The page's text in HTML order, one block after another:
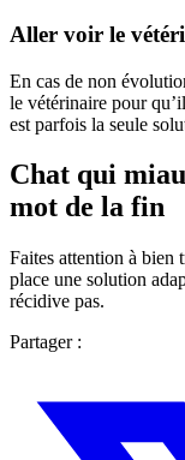
Aller voir le
En cas de non
le vétérinaire pour
est parfois la seule
Chat qui
mot de la fin
Faites attention à bien
place une solution
récidive pas.
Partager :